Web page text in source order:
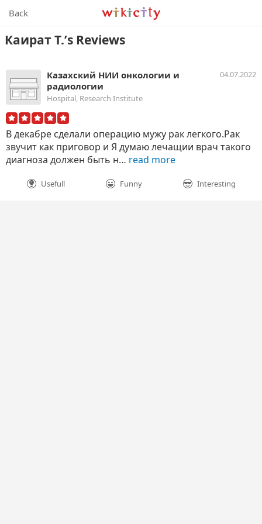
Wikicity
Back
Каират Т.’s Reviews
Казахский НИИ онкологии и
радиологии
Hospital, Research Institute
04.07.2022
В декабре сделали операцию мужу рак легкого.Рак
звучит как приговор и Я думаю лечащии врач такого
диагноза должен быть н… read more
Usefull Funny Interesting